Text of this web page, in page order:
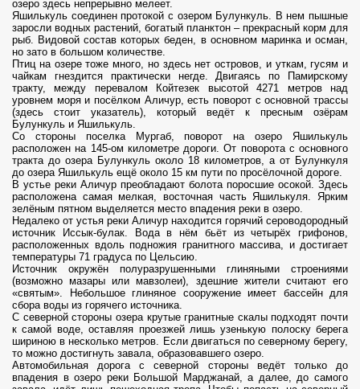
озеро здесь непрерывно мелеет.
Яшилькуль соединен протокой с озером Булункуль. В нем пышные
заросли водных растений, богатый планктон – прекрасный корм для
рыб. Видовой состав которых беден, в основном маринка и осман,
но зато в большом количестве.
Птиц на озере тоже много, но здесь нет островов, и уткам, гусям и
чайкам гнездится практически негде. Двигаясь по Памирскому
тракту, между перевалом Койтезек высотой 4271 метров над
уровнем моря и посёлком Аличур, есть поворот с основной трассы
(здесь стоит указатель), который ведёт к пресным озёрам
Булункуль и Яшилькуль.
Со стороны поселка Мургаб, поворот на озеро Яшилькуль
расположен на 145-ом километре дороги. От поворота с основного
тракта до озера Булункуль около 18 километров, а от Булункуля
до озера Яшилькуль ещё около 15 км пути по просёлочной дороге.
В устье реки Аличур преобладают болота поросшие осокой. Здесь
расположена самая мелкая, восточная часть Яшилькуля. Ярким
зелёным пятном выделяется место впадения реки в озеро.
Недалеко от устья реки Аличур находится горячий сероводородный
источник Иссык-булак. Вода в нём бьёт из четырёх грифонов,
расположенных вдоль подножия гранитного массива, и достигает
температуры 71 градуса по Цельсию.
Источник окружён полуразрушенными глиняными строениями
(возможно мазары или мавзолеи), здешние жители считают его
«святым». Небольшое глиняное сооружение имеет бассейн для
сбора воды из горячего источника.
С северной стороны озера крутые гранитные скалы подходят почти
к самой воде, оставляя проезжей лишь узенькую полоску берега
шириною в несколько метров. Если двигаться по северному берегу,
то можно достигнуть завала, образовавшего озеро.
Автомобильная дорога с северной стороны ведёт только до
впадения в озеро реки Большой Марджанай, а далее, до самого